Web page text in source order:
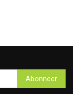
Abonneer